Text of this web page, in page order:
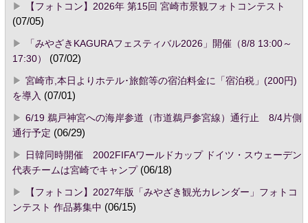
【フォトコン】2026年 第15回 宮崎市景観フォトコンテスト
(07/05)
「みやざきKAGURAフェスティバル2026」開催（8/8 13:00～
17:30）
(07/02)
宮崎市,本日よりホテル･旅館等の宿泊料金に「宿泊税」(200円)
を導入 (07/01)
6/19 鵜戸神宮への海岸参道（市道鵜戸参宮線）通行止 8/4片側
通行予定 (06/29)
日韓同時開催 2002FIFAワールドカップ ドイツ・スウェーデン
代表チームは宮崎でキャンプ(06/18)
【フォトコン】2027年版「みやざき観光カレンダー」フォトコ
ンテスト 作品募集中 (06/15)